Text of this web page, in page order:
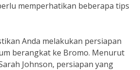
memperhatikan beberapa tips
Anda melakukan persiapan
berangkat ke Bromo. Menurut
Johnson, persiapan yang